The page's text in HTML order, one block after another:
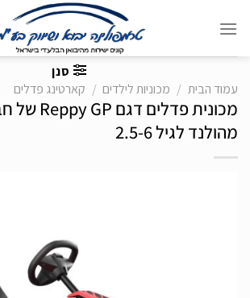
סנן
עמוד הבית
/ מכוניות לילדים / קארטינג פדלים
מהולנד לגיל 2.5-6